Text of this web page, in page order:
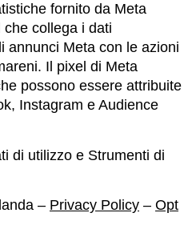
fornito da Meta
collega i dati
annunci Meta con le azioni
Il pixel di Meta
possono essere attribuite
Instagram e Audience
di utilizzo e Strumenti di
– Privacy Policy – Opt